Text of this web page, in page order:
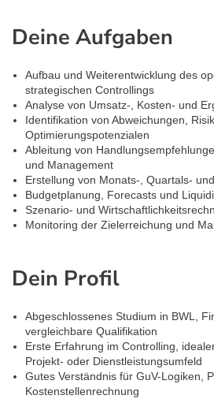
Deine Aufgaben
Aufbau und Weiterentwicklung des
strategischen Controllings
Analyse von Umsatz-, Kosten- und
Identifikation von Abweichungen,
Optimierungspotenzialen
Ableitung von
und Management
Erstellung von Monats-, Quartals-
Budgetplanung, Forecasts und
Szenario- und
Monitoring der Zielerreichung und
Dein Profil
Abgeschlossenes Studium in BWL,
vergleichbare Qualifikation
Erste Erfahrung im Controlling,
Projekt- oder Dienstleistungsumfeld
Gutes Verständnis für GuV-Logiken,
Kostenstellenrechnung